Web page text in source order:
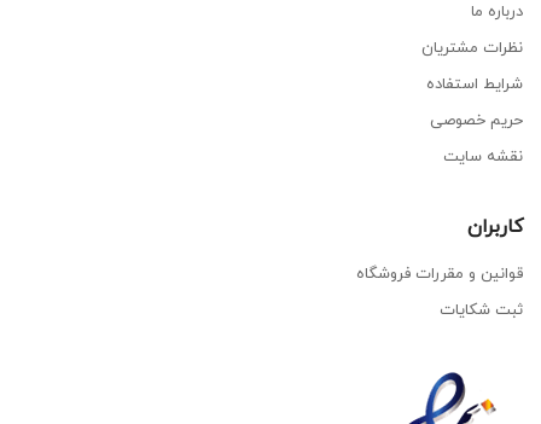
درباره ما
نظرات مشتریان
شرایط استفاده
حریم خصوصی
نقشه سایت
کاربران
قوانین و مقررات فروشگاه
ثبت شکایات